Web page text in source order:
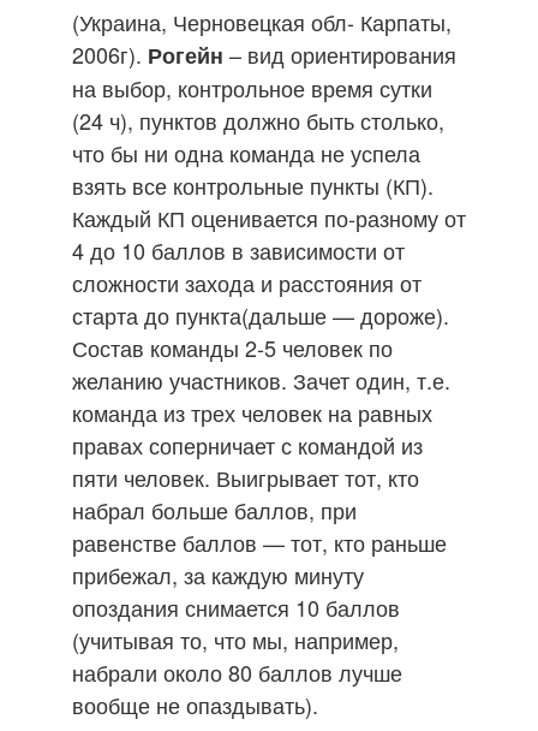
(Украина, Черновецкая обл- Карпаты,
2006г). Рогейн – вид ориентирования
на выбор, контрольное время сутки
(24 ч), пунктов должно быть столько,
что бы ни одна команда не успела
взять все контрольные пункты (КП).
Каждый КП оценивается по-разному от
4 до 10 баллов в зависимости от
сложности захода и расстояния от
старта до пункта(дальше — дороже).
Состав команды 2-5 человек по
желанию участников. Зачет один, т.е.
команда из трех человек на равных
правах соперничает с командой из
пяти человек. Выигрывает тот, кто
набрал больше баллов, при
равенстве баллов — тот, кто раньше
прибежал, за каждую минуту
опоздания снимается 10 баллов
(учитывая то, что мы, например,
набрали около 80 баллов лучше
вообще не опаздывать).